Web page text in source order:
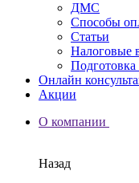
ДМС
Способы
Статьи
Налоговые
Онлайн
Акции
О компании
Назад